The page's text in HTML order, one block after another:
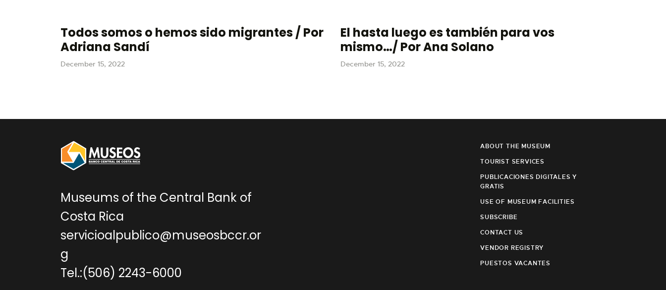
Todos somos o hemos sido migrantes / Por
Adriana Sandí
December 15, 2022
El hasta luego es también para vos
mismo…/ Por Ana Solano
December 15, 2022
Museums of the Central Bank of
Costa Rica
servicioalpublico@museosbccr.or
g
Tel.:(506) 2243-6000
ABOUT THE MUSEUM
TOURIST SERVICES
PUBLICACIONES DIGITALES Y
GRATIS
USE OF MUSEUM FACILITIES
SUBSCRIBE
CONTACT US
VENDOR REGISTRY
PUESTOS VACANTES